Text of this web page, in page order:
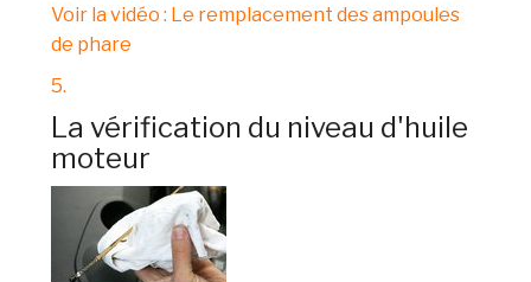
Voir la vidéo : Le remplacement des ampoules
de phare
5.
La vérification du niveau d'huile
moteur